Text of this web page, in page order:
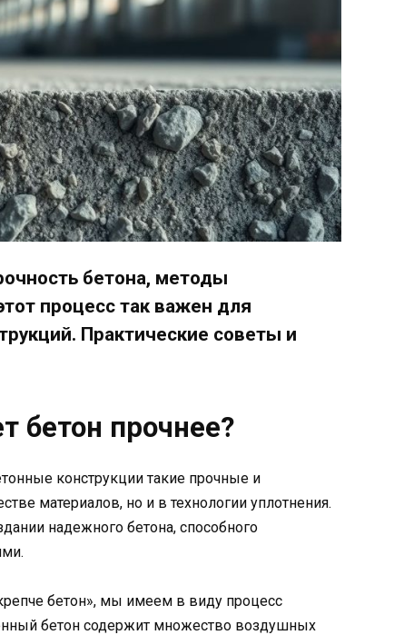
бетона, методы
процесс так важен для
Практические советы и
бетон прочнее?
конструкции такие прочные и
материалов, но и в технологии уплотнения.
надежного бетона, способного
бетон», мы имеем в виду процесс
бетон содержит множество воздушных